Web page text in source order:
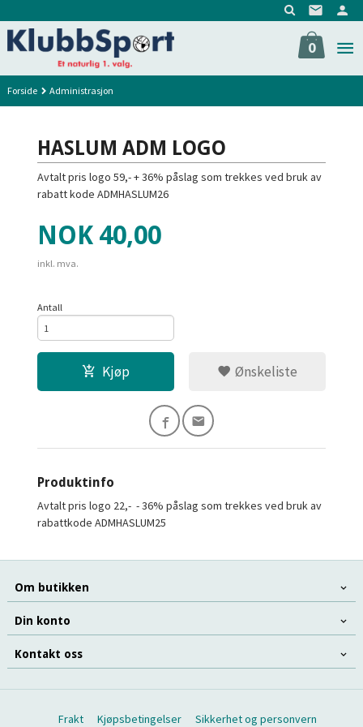
til
innholdet
0
Forside Administrasjon
HASLUM ADM LOGO
Avtalt pris logo 59,- + 36% påslag som trekkes ved bruk av
rabatt kode ADMHASLUM26
Pris
NOK 40,00
inkl. mva.
Antall
Kjøp Ønskeliste
Produktinfo
Avtalt pris logo 22,- - 36% påslag som trekkes ved bruk av
rabattkode ADMHASLUM25
Om butikken
Din konto
Kontakt oss
Frakt Kjøpsbetingelser Sikkerhet og personvern